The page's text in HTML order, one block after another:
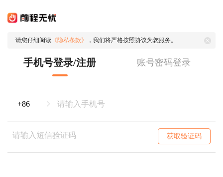
请您仔细阅读 《隐私条款》 ，我们将严格按照协议为您服务。
手机号登录/注册 账号密码登录
获取验证码